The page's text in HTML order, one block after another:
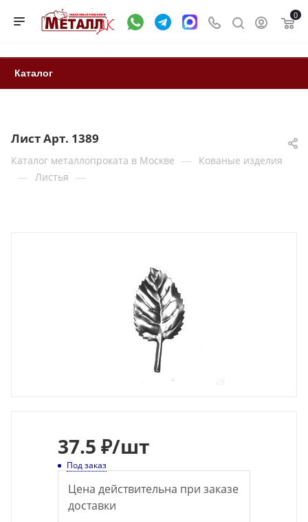
0
Каталог
Лист Арт. 1389
Каталог металлопроката в Москве — Кованые изделия
— Листья —
37.5 ₽/шт
Под заказ
Цена действительна при заказе
доставки